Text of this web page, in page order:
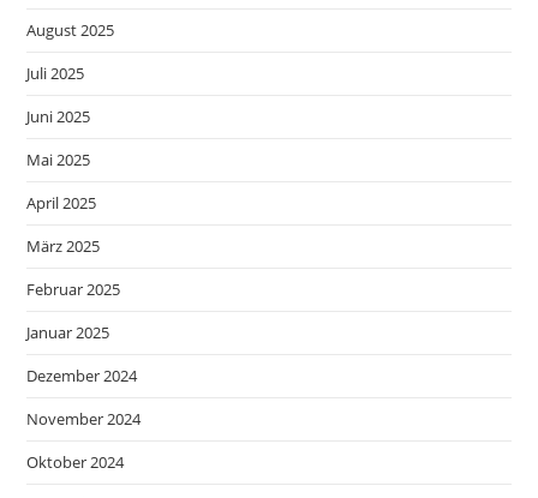
August 2025
Juli 2025
Juni 2025
Mai 2025
April 2025
März 2025
Februar 2025
Januar 2025
Dezember 2024
November 2024
Oktober 2024